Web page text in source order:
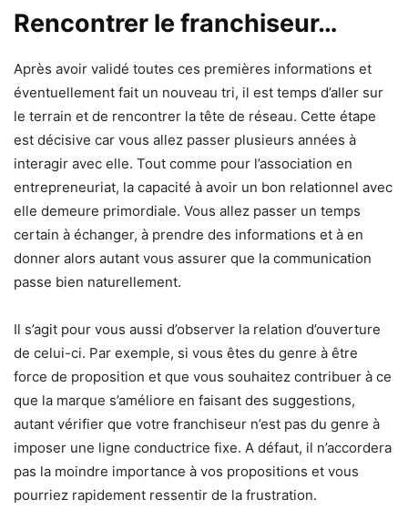
Rencontrer le franchiseur…
Après avoir validé toutes ces premières informations et
éventuellement fait un nouveau tri, il est temps d’aller sur
le terrain et de rencontrer la tête de réseau. Cette étape
est décisive car vous allez passer plusieurs années à
interagir avec elle. Tout comme pour l’association en
entrepreneuriat, la capacité à avoir un bon relationnel avec
elle demeure primordiale. Vous allez passer un temps
certain à échanger, à prendre des informations et à en
donner alors autant vous assurer que la communication
passe bien naturellement.
Il s’agit pour vous aussi d’observer la relation d’ouverture
de celui-ci. Par exemple, si vous êtes du genre à être
force de proposition et que vous souhaitez contribuer à ce
que la marque s’améliore en faisant des suggestions,
autant vérifier que votre franchiseur n’est pas du genre à
imposer une ligne conductrice fixe. A défaut, il n’accordera
pas la moindre importance à vos propositions et vous
pourriez rapidement ressentir de la frustration.